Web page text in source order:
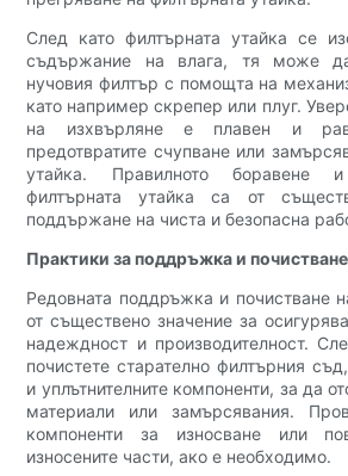
След като филтърната утайка се
съдържание на влага, тя може
нучовия филтър с помощта на
като например скрепер или плуг.
на изхвърляне е плавен и
предотвратите счупване или
утайка. Правилното боравене
филтърната утайка са от
поддържане на чиста и безопасна
Практики за поддръжка и почистване
Редовната поддръжка и почистване
от съществено значение за
надеждност и производителност.
почистете старателно филтърния
и уплътнителните компоненти, за да
материали или замърсявания.
компоненти за износване или
износените части, ако е необходимо.